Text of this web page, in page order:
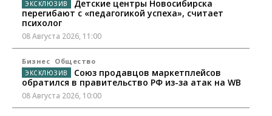
Детские центры Новосибирска
перегибают с «педагогикой успеха», считает
психолог
08 Августа 2026, 11:00
Бизнес Общество
Союз продавцов маркетплейсов
обратился в правительство РФ из-за атак на WB
08 Августа 2026, 10:00